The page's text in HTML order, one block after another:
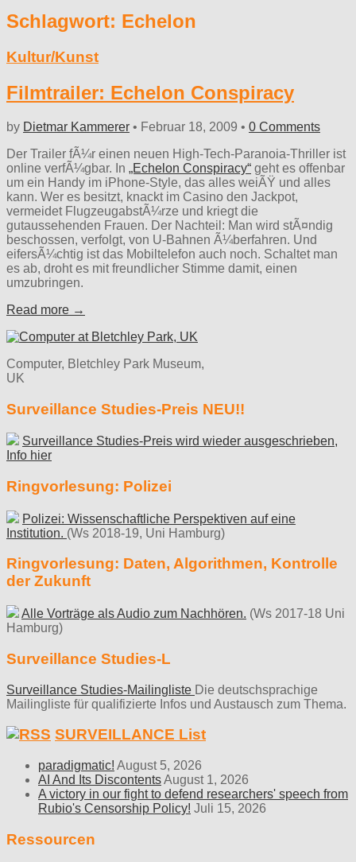
Schlagwort: Echelon
Kultur/Kunst
Filmtrailer: Echelon Conspiracy
by Dietmar Kammerer • Februar 18, 2009 • 0 Comments
Der Trailer fÃ¼r einen neuen High-Tech-Paranoia-Thriller ist
online verfÃ¼gbar. In „Echelon Conspiracy“ geht es offenbar
um ein Handy im iPhone-Style, das alles weiÃŸ und alles
kann. Wer es besitzt, knackt im Casino den Jackpot,
vermeidet FlugzeugabstÃ¼rze und kriegt die
gutaussehenden Frauen. Der Nachteil: Man wird stÃ¤ndig
beschossen, verfolgt, von U-Bahnen Ã¼berfahren. Und
eifersÃ¼chtig ist das Mobiltelefon auch noch. Schaltet man
es ab, droht es mit freundlicher Stimme damit, einen
umzubringen.
Read more →
Computer, Bletchley Park Museum,
UK
Surveillance Studies-Preis NEU!!
Surveillance Studies-Preis wird wieder ausgeschrieben,
Info hier
Ringvorlesung: Polizei
Polizei: Wissenschaftliche Perspektiven auf eine
Institution. (Ws 2018-19, Uni Hamburg)
Ringvorlesung: Daten, Algorithmen, Kontrolle
der Zukunft
Alle Vorträge als Audio zum Nachhören. (Ws 2017-18 Uni
Hamburg)
Surveillance Studies-L
Surveillance Studies-Mailingliste Die deutschsprachige
Mailingliste für qualifizierte Infos und Austausch zum Thema.
SURVEILLANCE List
paradigmatic! August 5, 2026
AI And Its DiscontentsAugust 1, 2026
A victory in our fight to defend researchers' speech from
Rubio's Censorship Policy! Juli 15, 2026
Ressourcen